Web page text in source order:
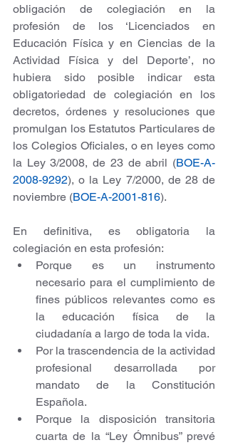
obligación de colegiación en la
profesión de los ‘Licenciados en
Educación Física y en Ciencias de la
Actividad Física y del Deporte’, no
hubiera sido posible indicar esta
obligatoriedad de colegiación en los
decretos, órdenes y resoluciones que
promulgan los Estatutos Particulares de
los Colegios Oficiales, o en leyes como
la Ley 3/2008, de 23 de abril (BOE-A-
2008-9292), o la Ley 7/2000, de 28 de
noviembre (BOE-A-2001-816).
En definitiva, es obligatoria la
colegiación en esta profesión:
Porque es un instrumento
necesario para el cumplimiento de
fines públicos relevantes como es
la educación física de la
ciudadanía a largo de toda la vida.
Por la trascendencia de la actividad
profesional desarrollada por
mandato de la Constitución
Española.
Porque la disposición transitoria
cuarta de la “Ley Ómnibus” prevé